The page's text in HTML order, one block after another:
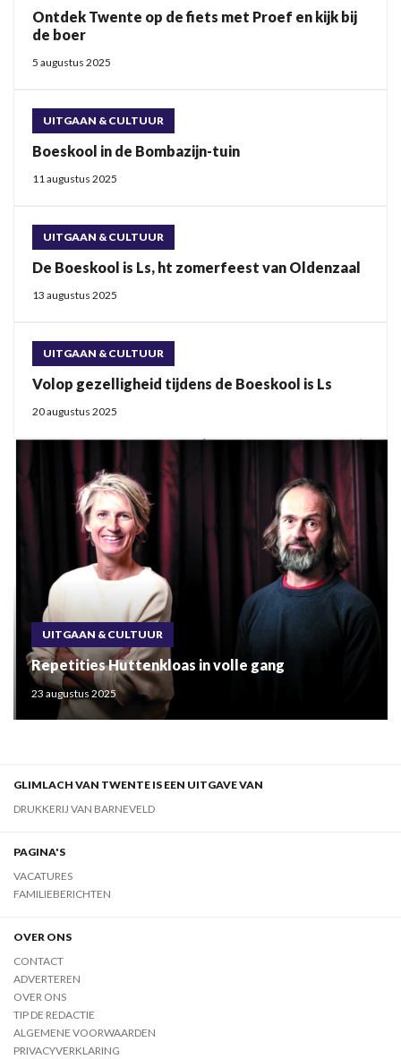
Ontdek Twente op de fiets met Proef en kijk bij
de boer
5 augustus 2025
UITGAAN & CULTUUR
Boeskool in de Bombazijn-tuin
11 augustus 2025
UITGAAN & CULTUUR
De Boeskool is Ls, ht zomerfeest van Oldenzaal
13 augustus 2025
UITGAAN & CULTUUR
Volop gezelligheid tijdens de Boeskool is Ls
20 augustus 2025
UITGAAN & CULTUUR
Repetities Huttenkloas in volle gang
23 augustus 2025
GLIMLACH VAN TWENTE IS EEN UITGAVE VAN
DRUKKERIJ VAN BARNEVELD
PAGINA'S
VACATURES
FAMILIEBERICHTEN
OVER ONS
CONTACT
ADVERTEREN
OVER ONS
TIP DE REDACTIE
ALGEMENE VOORWAARDEN
PRIVACYVERKLARING